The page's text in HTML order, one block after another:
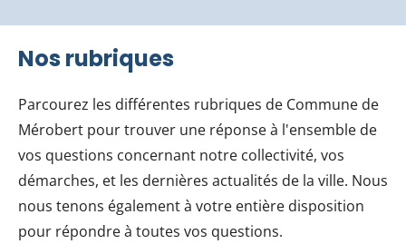
Nos rubriques
Parcourez les différentes rubriques de Commune de
Mérobert pour trouver une réponse à l'ensemble de
vos questions concernant notre collectivité, vos
démarches, et les dernières actualités de la ville. Nous
nous tenons également à votre entière disposition
pour répondre à toutes vos questions.